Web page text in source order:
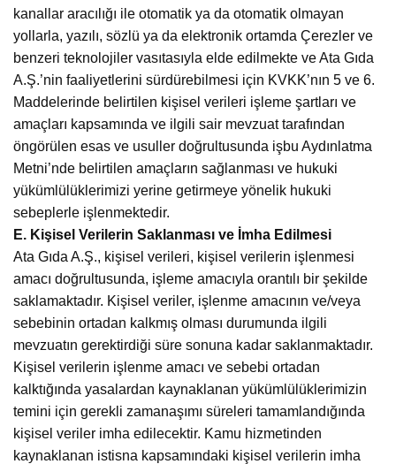
kanallar aracılığı ile otomatik ya da otomatik olmayan
yollarla, yazılı, sözlü ya da elektronik ortamda Çerezler ve
benzeri teknolojiler vasıtasıyla elde edilmekte ve Ata Gıda
A.Ş.’nin faaliyetlerini sürdürebilmesi için KVKK’nın 5 ve 6.
Maddelerinde belirtilen kişisel verileri işleme şartları ve
amaçları kapsamında ve ilgili sair mevzuat tarafından
öngörülen esas ve usuller doğrultusunda işbu Aydınlatma
Metni’nde belirtilen amaçların sağlanması ve hukuki
yükümlülüklerimizi yerine getirmeye yönelik hukuki
sebeplerle işlenmektedir.
E. Kişisel Verilerin Saklanması ve İmha Edilmesi
Ata Gıda A.Ş., kişisel verileri, kişisel verilerin işlenmesi
amacı doğrultusunda, işleme amacıyla orantılı bir şekilde
saklamaktadır. Kişisel veriler, işlenme amacının ve/veya
sebebinin ortadan kalkmış olması durumunda ilgili
mevzuatın gerektirdiği süre sonuna kadar saklanmaktadır.
Kişisel verilerin işlenme amacı ve sebebi ortadan
kalktığında yasalardan kaynaklanan yükümlülüklerimizin
temini için gerekli zamanaşımı süreleri tamamlandığında
kişisel veriler imha edilecektir. Kamu hizmetinden
kaynaklanan istisna kapsamındaki kişisel verilerin imha